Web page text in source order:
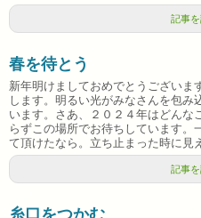
記事
春を待とう
新年明けましておめでとうございま
します。明るい光がみなさんを包
います。さあ、２０２４年はどんな
らずこの場所でお待ちしています
て頂けたなら。立ち止まった時に見
記事
糸口をつかむ